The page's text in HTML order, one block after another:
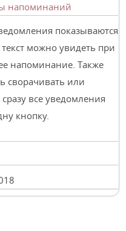
напоминаний
показываются
можно увидеть при
напоминание. Также
сворачивать или
все уведомления
кнопку.